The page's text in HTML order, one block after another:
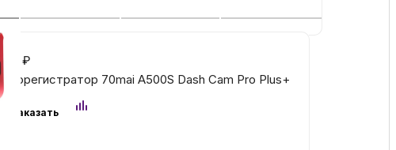
₽
70mai A500S Dash Cam Pro Plus+
Заказать